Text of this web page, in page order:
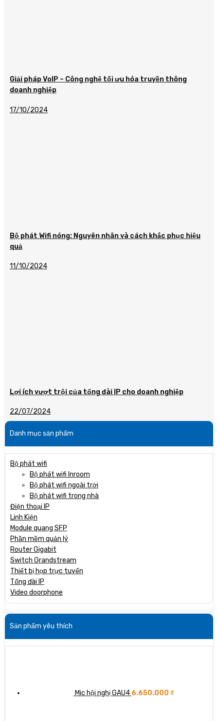
Giải pháp VoIP – Công nghệ tối ưu hóa truyền thông
doanh nghiệp
17/10/2024
Bộ phát Wifi nóng: Nguyên nhân và cách khắc phục hiệu
quả
11/10/2024
Lợi ích vượt trội của tổng đài IP cho doanh nghiệp
22/07/2024
Danh mục sản phẩm
Bộ phát wifi
Bộ phát wifi Inroom
Bộ phát wifi ngoài trời
Bộ phát wifi trong nhà
Điện thoại IP
Linh Kiện
Module quang SFP
Phần mềm quản lý
Router Gigabit
Switch Grandstream
Thiết bị họp trực tuyến
Tổng đài IP
Video doorphone
Sản phẩm yêu thích
Mic hội nghị GAU4 6.650.000 ₫